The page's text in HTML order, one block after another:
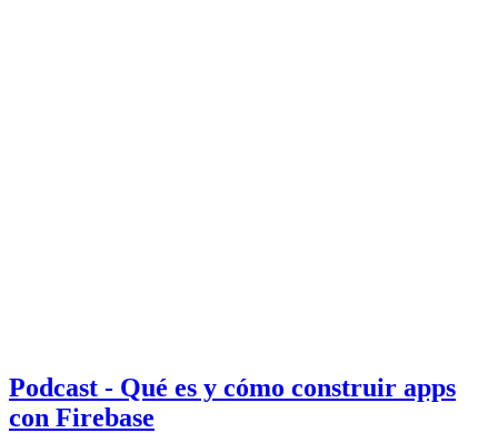
Podcast - Qué es y cómo construir apps
con Firebase